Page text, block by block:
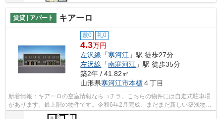
賃貸 | アパート キアーロ
敷0 礼0
4.3万円
左沢線 「寒河江 」駅 徒歩27分
左沢線 「南寒河江 」駅 徒歩35分
築2年 / 41.82㎡
山形県寒河江市本楯４丁目
新着情報：キアーロの空室情報ならコチラ。こちらの物件には自走式駐車場
があります。最上階の物件です。令和6年2月完成、まだまだ新しい築浅物
件。こだわりたい条件などがあれば、023...